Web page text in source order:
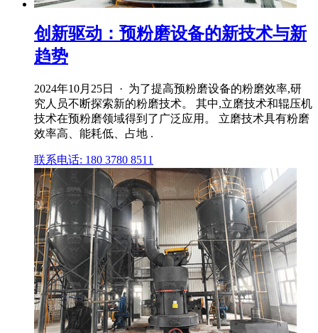
创新驱动：预粉磨设备的新技术与新
趋势
2024年10月25日 · 为了提高预粉磨设备的粉磨效率,研
究人员不断探索新的粉磨技术。 其中,立磨技术和辊压机
技术在预粉磨领域得到了广泛应用。 立磨技术具有粉磨
效率高、能耗低、占地 .
联系电话: 180 3780 8511